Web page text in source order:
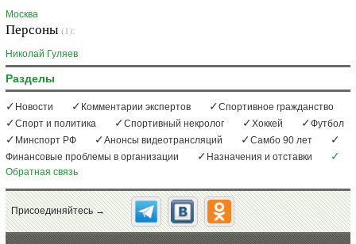
Москва
Персоны (1):
Николай Гуляев
Разделы
Новости Комментарии экспертов
Спортивное гражданство
Спорт и политика
Спортивный некролог Хоккей
Футбол
Минспорт РФ
Анонсы видеотрансляций
Самбо 90 лет
Финансовые проблемы в организации
Назначения и отставки
Обратная связь
Присоединяйтесь →